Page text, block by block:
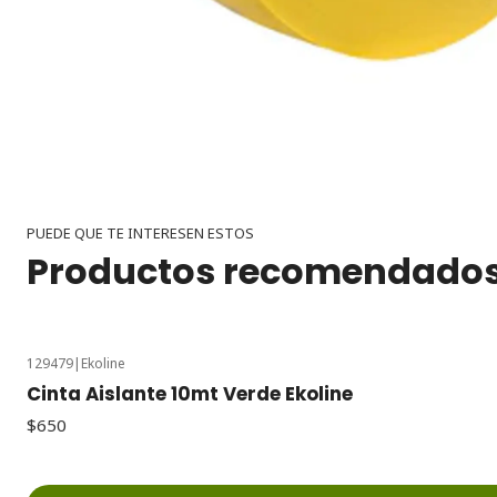
PUEDE QUE TE INTERESEN ESTOS
Productos
129479| Ekoline
Cinta Aislante 10mt Verde Ekoline
$650